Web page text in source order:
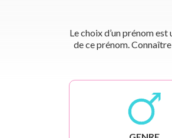
Le choix d’un prénom
de ce prénom.